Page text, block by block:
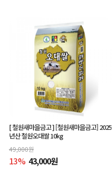
[ 철원새마을금고 ][철원새마을금고] 2025
년산 철원오대쌀 10kg
49,000원
13% 43,000원